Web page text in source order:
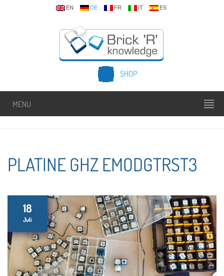
EN DE FR IT ES
SHOP
MENU
PLATINE GHZ EMODGTRST3
18
Juli